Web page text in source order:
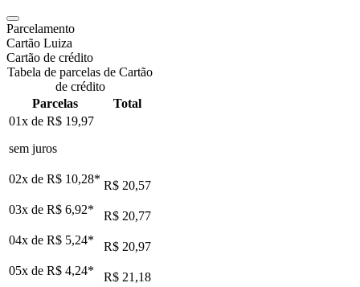
Parcelamento
Cartão Luiza
Cartão de crédito
Tabela de parcelas de Cartão
de crédito
Parcelas
Total
01x de R$ 19,97
sem juros
02x de R$ 10,28* R$ 20,57
03x de R$ 6,92*
R$ 20,77
04x de R$ 5,24*
R$ 20,97
05x de R$ 4,24*
R$ 21,18